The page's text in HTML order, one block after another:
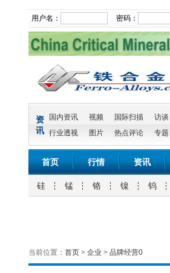
用户名： 密码：
资
讯
国内资讯 视频 国际扫描
访谈
行业透视
图片 热点评论 专题
首页 行情 资讯
硅 锰 铬 镍 钨
当前位置： 首页 > 企业 > 品牌经营0